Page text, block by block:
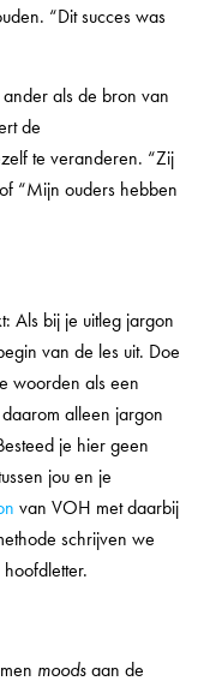
“Dit succes was
als de bron van
de
te veranderen. “Zij
“Mijn ouders hebben
Als bij je uitleg jargon
van de les uit. Doe
woorden als een
alleen jargon
je hier geen
jou en je
van VOH met daarbij
schrijven we
moodsaan de